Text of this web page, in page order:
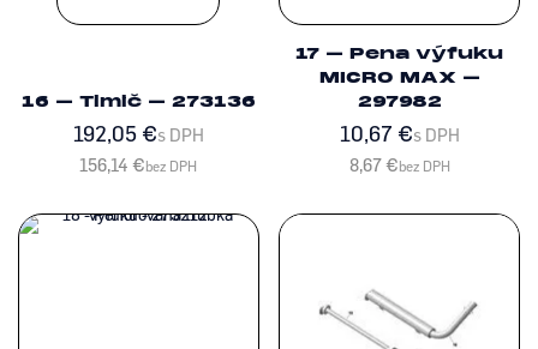
16 – Tlmič – 273136
192,05 €s DPH
156,14€bez DPH
17 – Pena výfuku
MICRO MAX –
297982
10,67 €s DPH
8,67€bez DPH